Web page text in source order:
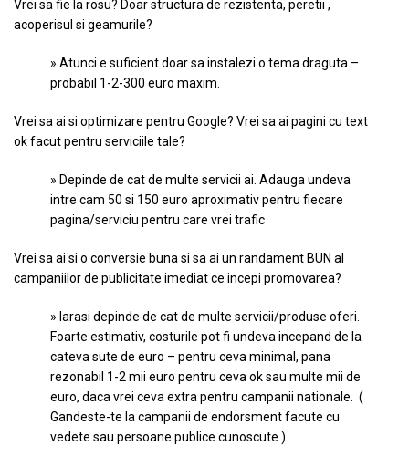
Vrei sa fie la rosu? Doar structura de rezistenta, peretii ,
acoperisul si geamurile?
» Atunci e suficient doar sa instalezi o tema draguta –
probabil 1-2-300 euro maxim.
Vrei sa ai si optimizare pentru Google? Vrei sa ai pagini cu text
ok facut pentru serviciile tale?
» Depinde de cat de multe servicii ai. Adauga undeva
intre cam 50 si 150 euro aproximativ pentru fiecare
pagina/serviciu pentru care vrei trafic
Vrei sa ai si o conversie buna si sa ai un randament BUN al
campaniilor de publicitate imediat ce incepi promovarea?
» Iarasi depinde de cat de multe servicii/produse oferi.
Foarte estimativ, costurile pot fi undeva incepand de la
cateva sute de euro – pentru ceva minimal, pana
rezonabil 1-2 mii euro pentru ceva ok sau multe mii de
euro, daca vrei ceva extra pentru campanii nationale. (
Gandeste-te la campanii de endorsment facute cu
vedete sau persoane publice cunoscute )